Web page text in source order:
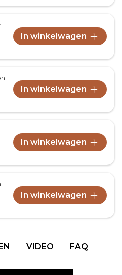
In winkelwagen
In winkelwagen
In winkelwagen
In winkelwagen
VIDEO FAQ